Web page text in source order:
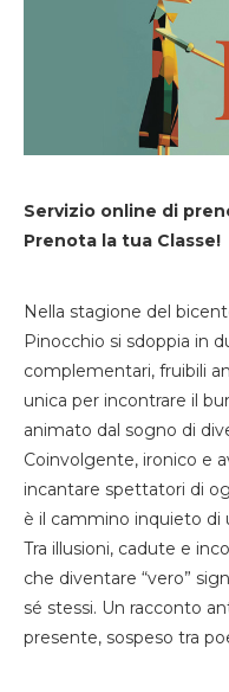
Servizio online di
Prenota la tua Classe!
Nella stagione del
Pinocchio si sdoppia in
complementari, fruibili
unica per incontrare il
animato dal sogno di
Coinvolgente, ironico e
incantare spettatori di
è il cammino inquieto di
Tra illusioni, cadute e
che diventare “vero”
sé stessi. Un racconto
presente, sospeso tra